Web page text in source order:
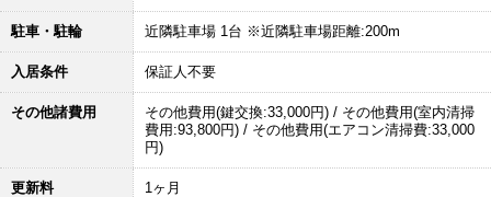
駐車・駐輪 近隣駐車場 1台 ※近隣駐車場距離:200m
入居条件 保証人不要
その他諸費用
その他費用(鍵交換:33,000円) / その他費用(室内清掃
費用:93,800円) / その他費用(エアコン清掃費:33,000
円)
更新料 1ヶ月